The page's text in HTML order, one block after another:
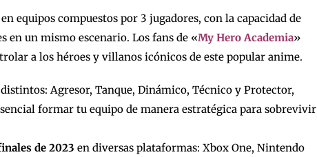
equipos compuestos por 3 jugadores, con la capacidad de
en un mismo escenario. Los fans de «My Hero Academia»
a los héroes y villanos icónicos de este popular anime.
Agresor, Tanque, Dinámico, Técnico y Protector,
formar tu equipo de manera estratégica para sobrevivir
de 2023 en diversas plataformas: Xbox One, Nintendo